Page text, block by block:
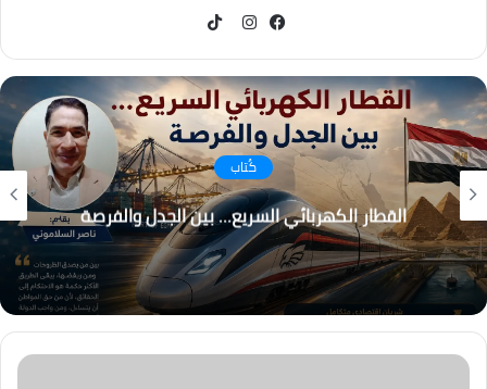
كُتاب
القطار الكهربائي السريع… بين الجدل والفرصة